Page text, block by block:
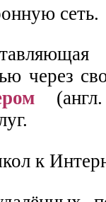
сеть.
через